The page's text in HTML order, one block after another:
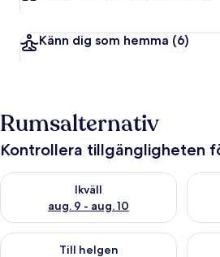
Känn dig som hemma (6)
Rumsalternativ
Kontrollera tillgängligheten
Ikväll
aug. 9 - aug. 10
Kontrollera tillgängligheten för ikväll
Till helgen
Kontrollera tillgängligheten för den